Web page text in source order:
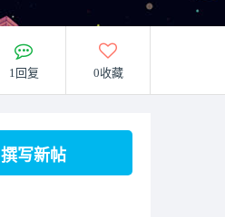
1回复 0收藏
撰写新帖